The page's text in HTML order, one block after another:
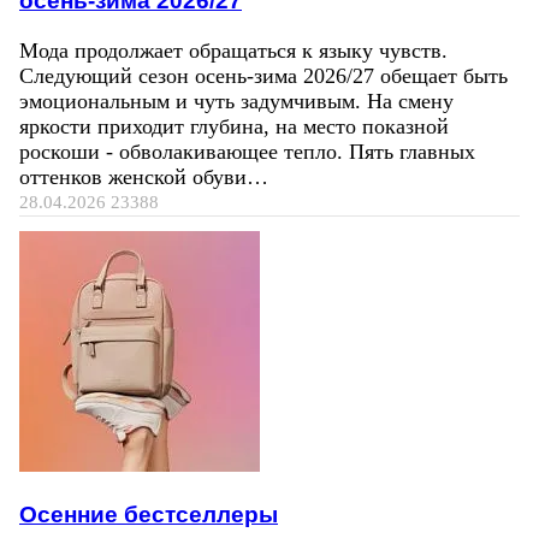
Мода продолжает обращаться к языку чувств.
Следующий сезон осень-зима 2026/27 обещает быть
эмоциональным и чуть задумчивым. На смену
яркости приходит глубина, на место показной
роскоши - обволакивающее тепло. Пять главных
оттенков женской обуви…
28.04.2026 23388
Осенние бестселлеры